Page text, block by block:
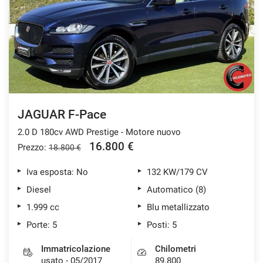
ASSISTENZA POST VENDITA
CONTATTI
NEWS
AREA COMMERCIANTI
JAGUAR F-Pace
2.0 D 180cv AWD Prestige - Motore nuovo
Prezzo: 18.800 € 16.800 €
Iva esposta: No
132 KW/179 CV
Diesel
Automatico (8)
1.999 cc
Blu metallizzato
Porte: 5
Posti: 5
Immatricolazione
usato - 05/2017
Chilometri
89.800
tracciamento
che
adottiamo
per
offrire
le
funzionalità
e
attività
di
seguito
Per
maggiori
informazioni
e
funzionamento